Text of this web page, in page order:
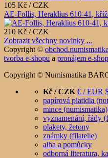
105 Kč / CZK
AE-Follis, Heraklius 610-41,
210 Kč / CZK
Zobrazit všechny novinky ...
Copyright ©
tvorba e-shopu a pronájem e-
Copyright © Numismatika
Kč / CZK € / EUR
papírová platidla
mince (numismatika)
vyznamenání, řády
plakety, žetony
známky (filatelie)
alba a pomůcky
odborná literatura,